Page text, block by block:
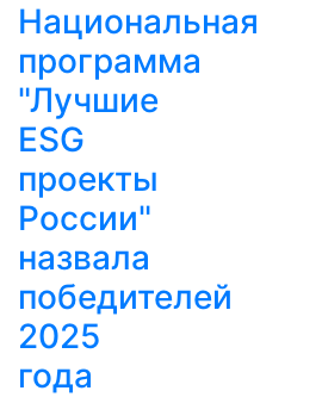
Национальная
программа
"Лучшие
ESG
проекты
России"
назвала
победителей
2025
года